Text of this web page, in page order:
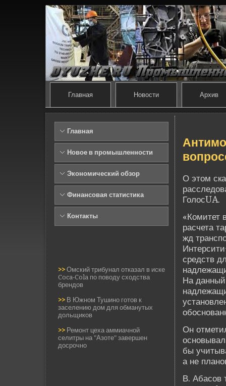
Главная Новости Архив
Главная
Новое в промышленности
Экономический обзор
Финансовая статистика
Контакты
>> Омский трибунал отказал в иске
Coca-Cola по поводу сходства
брендов
>> В Южном Тушино готов к
заселению дом для обманутых
дольщиков
>> Ремонт цеха аммиачной
селитры на "Азоте" завершен
досрочно
О этом
ГолосUA.
«Комитет
расчета
жд
средств
На данный
Он
бы
а не
В. Абасов